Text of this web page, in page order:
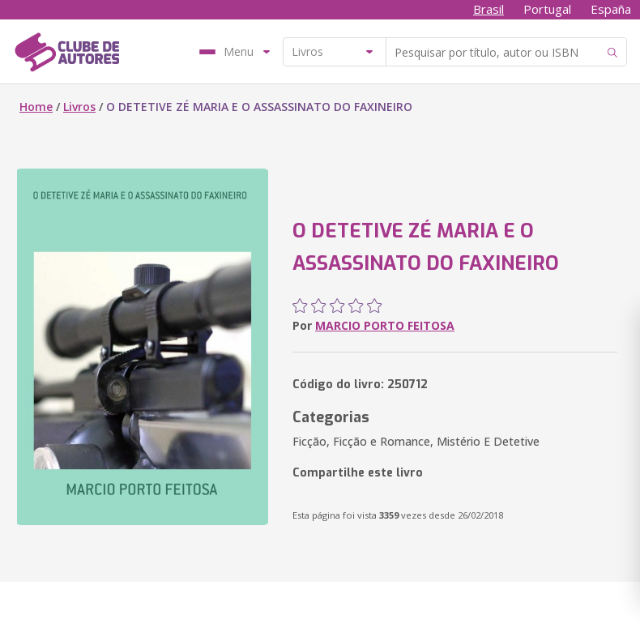
Brasil Portugal España
Menu
Home / Livros / O DETETIVE ZÉ MARIA E O ASSASSINATO DO FAXINEIRO
O DETETIVE ZÉ MARIA E O
ASSASSINATO DO FAXINEIRO
Por MARCIO PORTO FEITOSA
Código do livro: 250712
Categorias
Ficção, Ficção e Romance, Mistério E Detetive
Compartilhe este livro
Esta página foi vista 3359vezes desde 26/02/2018